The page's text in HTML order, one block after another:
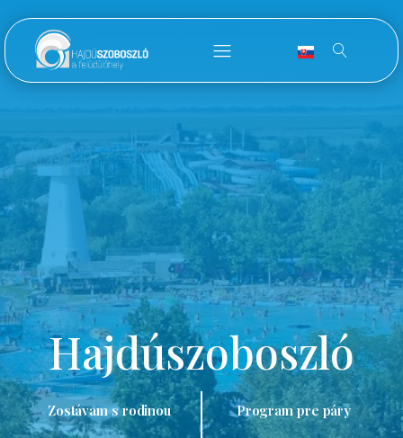
Hajdúszoboszló
Zostávam s rodinou Program pre páry